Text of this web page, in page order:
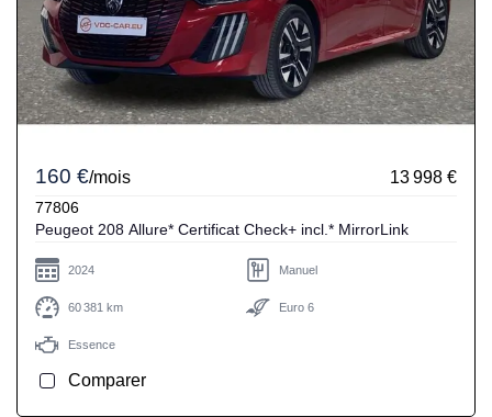
160 €/mois 13 998 €
77806
Peugeot 208 Allure* Certificat Check+ incl.* MirrorLink
2024 Manuel
60 381 km Euro 6
Essence
Comparer